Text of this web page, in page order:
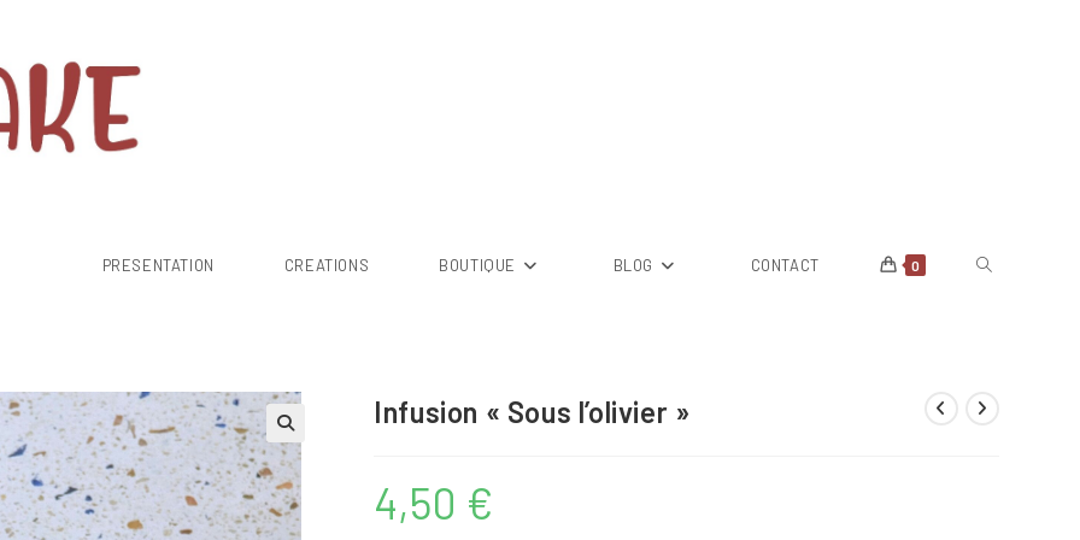
PRESENTATION CREATIONS BOUTIQUE BLOG CONTACT 0 Toggle
Infusion « Sous l’olivier »
4,50 €